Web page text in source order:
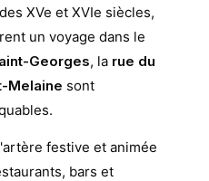
XVe et XVIe siècles,
un voyage dans le
Georges, la rue du
Melaine sont
festive et animée
bars et